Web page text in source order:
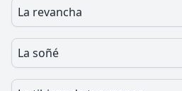
La revancha
La soñé